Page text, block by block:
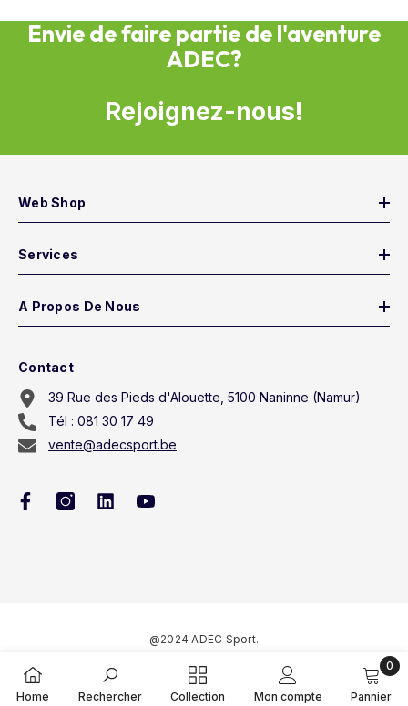
Envie de faire partie de l'aventure
ADEC?
Rejoignez-nous!
Web Shop
Services
A Propos De Nous
Contact
39 Rue des Pieds d'Alouette, 5100 Naninne (Namur)
Tél : 081 30 17 49
vente@adecsport.be
@2024 ADEC Sport.
Méthodes
Home Rechercher Collection Mon compte Pannier
0